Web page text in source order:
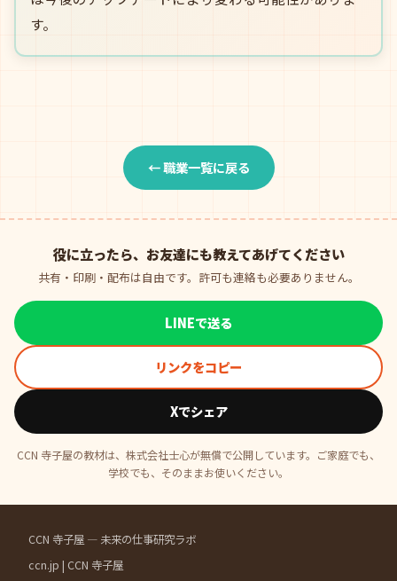
す。
← 職業一覧に戻る
役に立ったら、お友達にも教えてあげてください
共有・印刷・配布は自由です。許可も連絡も必要ありません。
LINEで送る
リンクをコピー
Xでシェア
CCN 寺子屋の教材は、株式会社士心が無償で公開しています。ご家庭でも、
学校でも、そのままお使いください。
CCN 寺子屋 — 未来の仕事研究ラボ
ccn.jp | CCN 寺子屋